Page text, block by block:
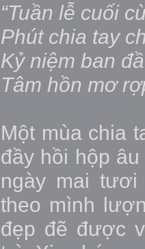
“Tuần lễ cuối
Phút chia tay
Kỷ niệm ban
Tâm hồn mơ
Một mùa chia
đầy hồi hộp
ngày mai
theo mình
đẹp đẽ được